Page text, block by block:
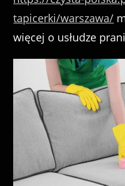
tapicerki/warszawa/
więcej o usłudze